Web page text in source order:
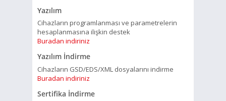
Yazılım
Cihazların programlanması ve parametrelerin
hesaplanmasına ilişkin destek
Buradan indiriniz
Yazılım İndirme
Cihazların GSD/EDS/XML dosyalarını indirme
Buradan indiriniz
Sertifika İndirme